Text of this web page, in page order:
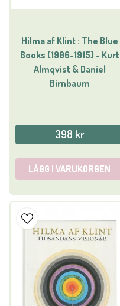
Hilma af Klint : The Blue
Books (1906-1915) - Kurt
Almqvist & Daniel
Birnbaum
398 kr
LÄGG I VARUKORGEN